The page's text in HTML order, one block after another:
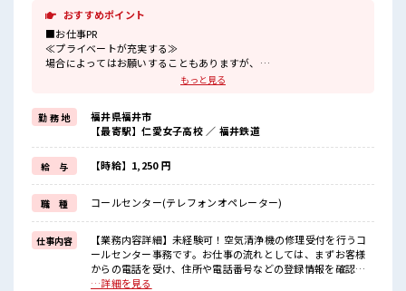
おすすめポイント
■お仕事PR
≪プライベートが充実する≫
場合によってはお願いすることもありますが、
週末は家族や友人と一緒にプライベート満喫！
≪モチベーションもUP≫
派手過ぎなければ髪型や髪色自由♪
(規定有)≪未経験の方も大カンゲイ≫
新しいことにチャレンジするのは不安だけど、
しっかり働く環境が整っています！
イチからスキルUP・ステップUP目指していきましょう！
≪収入アップを目指せる≫
高時給だらけの派遣のお仕事です！
■職場の雰囲気
少人数の職場だから一緒に働く仲間との距離もグッと近い！
派手すぎなければ多少のヘアカラーもOKなのはウレシイPoint☆
もっと見る
勤 務 地
福井県福井市
【最寄駅】仁愛女子高校 ／ 福井鉄道
給 与 【時給】1,250 円
職 種 コールセンター(テレフォンオペレーター)
仕事内容
【業務内容詳細】未経験可！空気清浄機の修理受付を行うコ
ールセンター事務です。お仕事の流れとしては、まずお客様
からの電話を受け、住所や電話番号などの登録情報を確認し
ます。次に、故障の症状や型番をヒアリングし、その内容を
…詳細を見る